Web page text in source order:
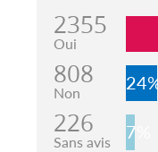
2355
Oui
808
Non 24%
226
Sans avis 7%